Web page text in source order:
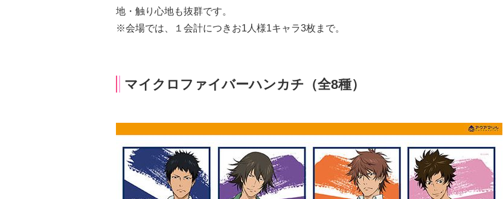
地・触り心地も抜群です。
※会場では、１会計につきお1人様1キャラ3枚まで。
マイクロファイバーハンカチ（全8種）